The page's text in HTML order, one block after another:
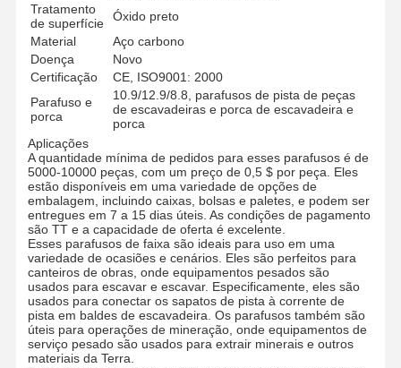
Tratamento
de superfície
Óxido preto
Material
Aço carbono
Doença
Novo
Certificação
CE, ISO9001: 2000
Parafuso e
porca
10.9/12.9/8.8, parafusos de pista de peças
de escavadeiras e porca de escavadeira e
porca
Aplicações
A quantidade mínima de pedidos para esses parafusos é de
5000-10000 peças, com um preço de 0,5 $ por peça. Eles
estão disponíveis em uma variedade de opções de
embalagem, incluindo caixas, bolsas e paletes, e podem ser
entregues em 7 a 15 dias úteis. As condições de pagamento
são TT e a capacidade de oferta é excelente.
Esses parafusos de faixa são ideais para uso em uma
variedade de ocasiões e cenários. Eles são perfeitos para
canteiros de obras, onde equipamentos pesados são
usados para escavar e escavar. Especificamente, eles são
usados para conectar os sapatos de pista à corrente de
pista em baldes de escavadeira. Os parafusos também são
úteis para operações de mineração, onde equipamentos de
serviço pesado são usados para extrair minerais e outros
materiais da Terra.